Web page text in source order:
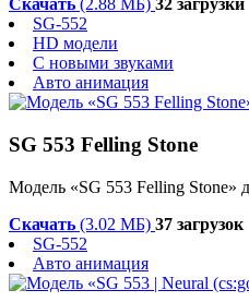
Скачать (2.88 МБ) 32 загрузки
SG-552
HD модели
С новыми звуками
Авто анимация
SG 553 Felling Stone
Модель «SG 553 Felling Stone»
Скачать (3.02 МБ) 37 загрузок
SG-552
Авто анимация